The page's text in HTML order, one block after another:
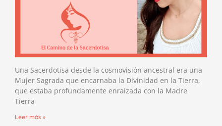
Una Sacerdotisa desde la cosmovisión ancestral era una
Mujer Sagrada que encarnaba la Divinidad en la Tierra,
que estaba profundamente enraizada con la Madre
Tierra
Leer más »